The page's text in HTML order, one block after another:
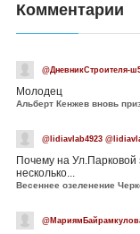
Комментарии
@ДневникСтроителя-
Молодец
Альберт Кенжев вновь
@lidiavlab4923
Почему на
несколько...
Весеннее озеленение